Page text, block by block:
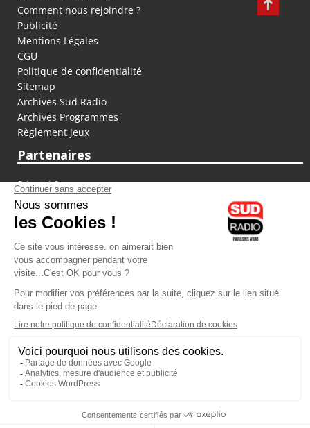
Comment nous rejoindre ?
Publicité
Mentions Légales
CGU
Politique de confidentialité
Sitemap
Archives Sud Radio
Archives Programmes
Règlement jeux
Partenaires
fiducial.fr
lyoncapitale.fr
olympique-et-lyonnais.com
L'application Iphone / Android
Téléchargez l'application
Les cookies
Gestion des cookies
Crédit photos : ©Sud Radio / Pierre Olivier